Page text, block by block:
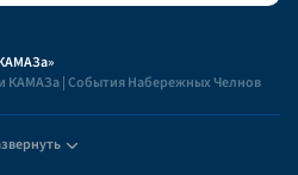
КАМАЗа | События Набережных Челнов